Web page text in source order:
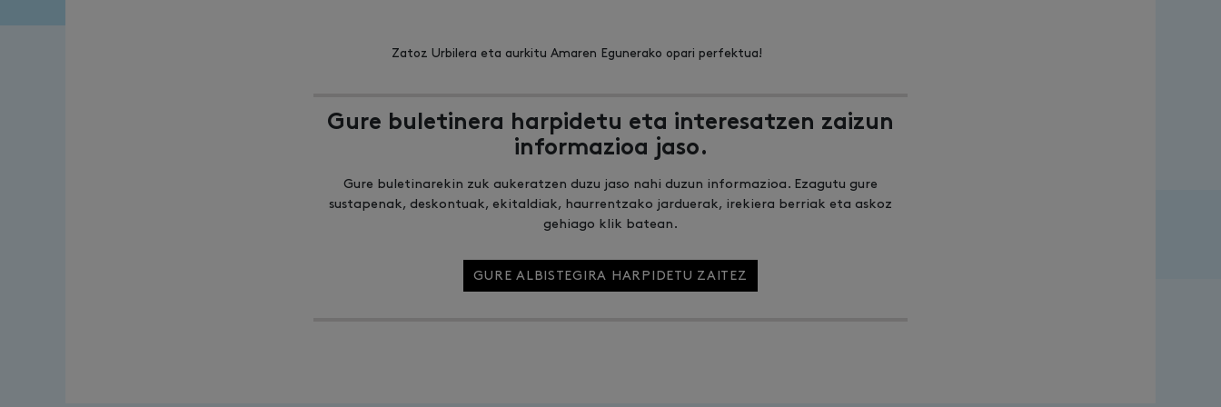
Zatoz Urbilera eta aurkitu Amaren Egunerako opari perfektua!
Gure buletinera harpidetu eta interesatzen zaizun
informazioa jaso.
Gure buletinarekin zuk aukeratzen duzu jaso nahi duzun informazioa. Ezagutu gure
sustapenak, deskontuak, ekitaldiak, haurrentzako jarduerak, irekiera berriak eta askoz
gehiago klik batean.
GURE ALBISTEGIRA HARPIDETU ZAITEZ